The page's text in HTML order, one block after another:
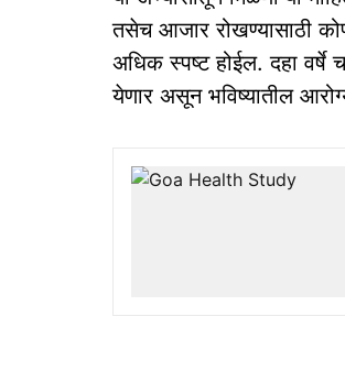
तसेच आजार रोखण्यासाठी
अधिक स्पष्ट होईल. दहा वर्षे
येणार असून भविष्यातील